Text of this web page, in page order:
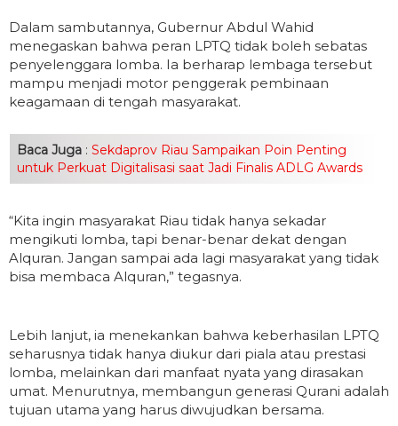
Dalam sambutannya, Gubernur Abdul Wahid
menegaskan bahwa peran LPTQ tidak boleh sebatas
penyelenggara lomba. Ia berharap lembaga tersebut
mampu menjadi motor penggerak pembinaan
keagamaan di tengah masyarakat.
Baca Juga : Sekdaprov Riau Sampaikan Poin Penting
untuk Perkuat Digitalisasi saat Jadi Finalis ADLG Awards
“Kita ingin masyarakat Riau tidak hanya sekadar
mengikuti lomba, tapi benar-benar dekat dengan
Alquran. Jangan sampai ada lagi masyarakat yang tidak
bisa membaca Alquran,” tegasnya.
Lebih lanjut, ia menekankan bahwa keberhasilan LPTQ
seharusnya tidak hanya diukur dari piala atau prestasi
lomba, melainkan dari manfaat nyata yang dirasakan
umat. Menurutnya, membangun generasi Qurani adalah
tujuan utama yang harus diwujudkan bersama.